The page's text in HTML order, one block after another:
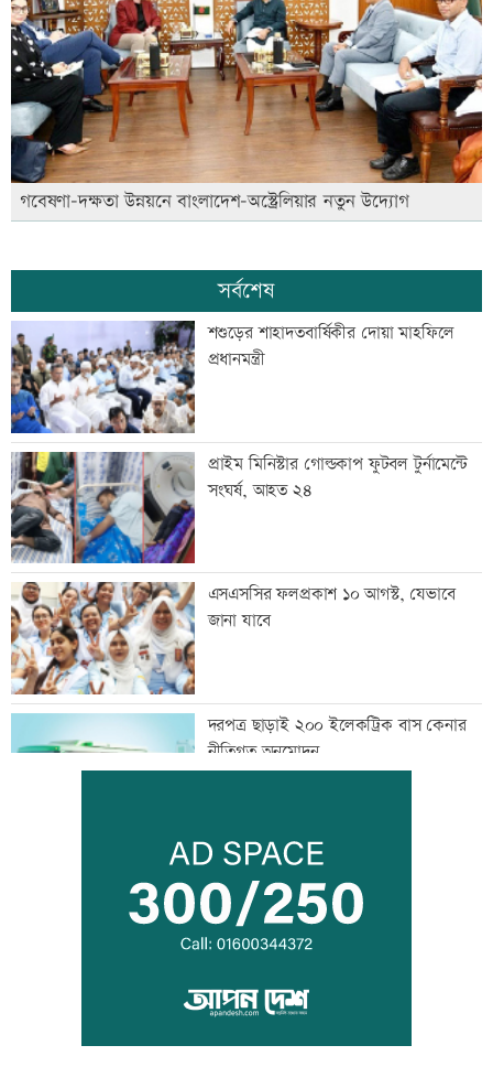
গবেষণা-দক্ষতা উন্নয়নে বাংলাদেশ-অস্ট্রেলিয়ার নতুন উদ্যোগ
সর্বশেষ
শশুড়ের শাহাদতবার্ষিকীর দোয়া মাহফিলে
প্রধানমন্ত্রী
প্রাইম মিনিস্টার গোল্ডকাপ ফুটবল টুর্নামেন্টে
সংঘর্ষ, আহত ২৪
এসএসসির ফলপ্রকাশ ১০ আগস্ট, যেভাবে
জানা যাবে
দরপত্র ছাড়াই ২০০ ইলেকট্রিক বাস কেনার
নীতিগত অনুমোদন
তনু হত্যার আসামি সাবেক সেনাসদস্য
হাফিজুরকে আত্মসমর্পণের নির্দেশ
দুদকের মামলায় ঢাকা ব্যাংকের ৪ কর্মকর্তার
কারাদণ্ড